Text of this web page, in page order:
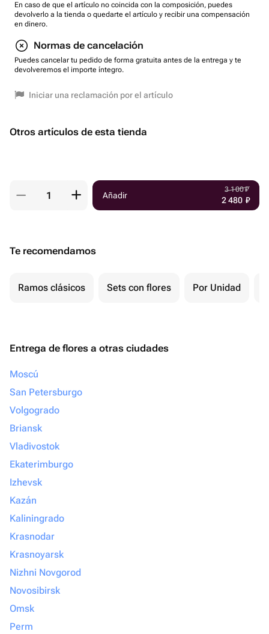
En caso de que el artículo no coincida con la composición, puedes
devolverlo a la tienda o quedarte el artículo y recibir una compensación
en dinero.
Normas de cancelación
Puedes cancelar tu pedido de forma gratuita antes de la entrega y te
devolveremos el importe íntegro.
Iniciar una reclamación por el artículo
Otros artículos de esta tienda
Añadir
3 100₽
2 480 ₽
Te recomendamos
Ramos clásicos Sets con flores Por Unidad
Entrega de flores a otras ciudades
Moscú
San Petersburgo
Volgogrado
Briansk
Vladivostok
Ekaterimburgo
Izhevsk
Kazán
Kaliningrado
Krasnodar
Krasnoyarsk
Nizhni Novgorod
Novosibirsk
Omsk
Perm